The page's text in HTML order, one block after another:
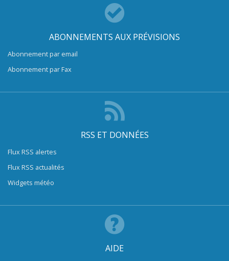
ABONNEMENTS AUX PRÉVISIONS
Abonnement par email
Abonnement par Fax
RSS ET DONNÉES
Flux RSS alertes
Flux RSS actualités
Widgets météo
AIDE